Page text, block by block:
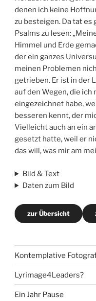
denen ich keine
zu besteigen. Da tat es
Psalms zu lesen:
Himmel und Erde
der ein ganzes
meinen Problemen
getrieben. Er ist in der
auf den Wegen, die
eingezeichnet habe,
besseren kennt, der
Vielleicht auch an ein
gesetzt hatte, weil er
das will, was mir am
Bild & Text
Daten zum Bild
zur Übersicht
Kontemplative
Lyrimage4Leaders?
Ein Jahr Pause